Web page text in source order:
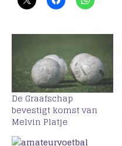
De Graafschap
bevestigt komst van
Melvin Platje